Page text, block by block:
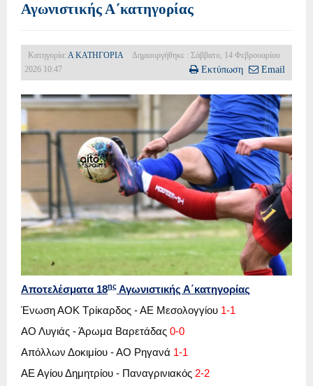
Αγωνιστικής Α΄κατηγορίας
Κατηγορία: Α ΚΑΤΗΓΟΡΙΑ
Δημιουργήθηκε : Σάββατο, 14 Φεβρουαρίου
2026 10:47
Εκτύπωση Email
Αποτελέσματα 18ης Αγωνιστικής Α΄κατηγορίας
Ένωση ΑΟΚ Τρίκαρδος - ΑΕ Μεσολογγίου 1-1
ΑΟ Λυγιάς - Άρωμα Βαρετάδας 0-0
Απόλλων Δοκιμίου - ΑΟ Ρηγανά 1-1
ΑΕ Αγίου Δημητρίου - Παναγρινιακός 2-2